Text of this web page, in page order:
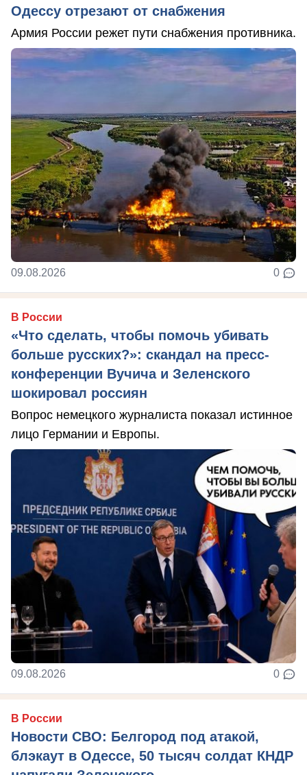
Одессу отрезают от снабжения
Армия России режет пути снабжения противника.
09.08.2026 0
В России
«Что сделать, чтобы помочь убивать
больше русских?»: скандал на пресс-
конференции Вучича и Зеленского
шокировал россиян
Вопрос немецкого журналиста показал истинное
лицо Германии и Европы.
09.08.2026 0
В России
Новости СВО: Белгород под атакой,
блэкаут в Одессе, 50 тысяч солдат КНДР